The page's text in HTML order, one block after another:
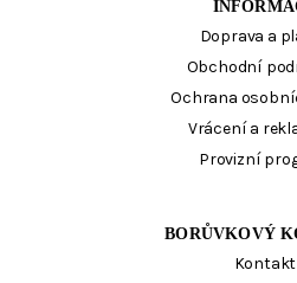
Doprava a
Obchodní
Ochrana
Vrácení a
Provizní
BORŮVKOVÝ
Kontakt